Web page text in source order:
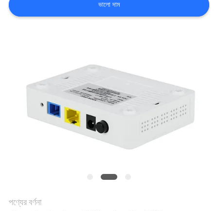
কেস
ভালো দাম
পণ্যের বর্ণনা